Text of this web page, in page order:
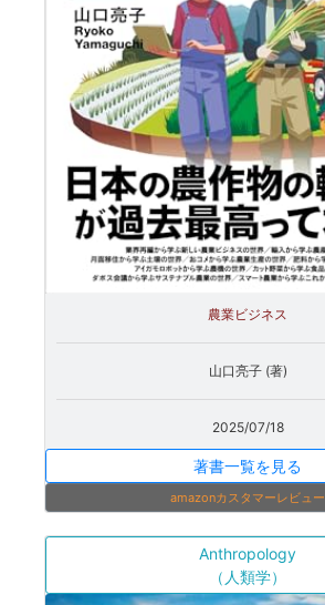
農業ビジネス
山口亮子 (著)
2025/07/18
著書一覧を見る
amazonカスタマーレビュー
Anthropology
（人類学）